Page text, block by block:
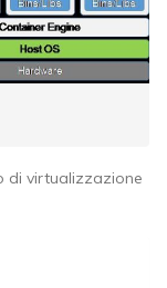
di virtualizzazione